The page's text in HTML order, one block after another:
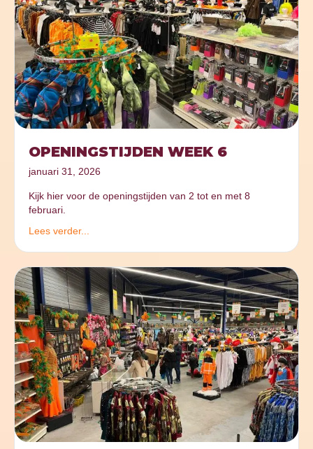
OPENINGSTIJDEN WEEK 6
januari 31, 2026
Kijk hier voor de openingstijden van 2 tot en met 8
februari.
Lees verder...